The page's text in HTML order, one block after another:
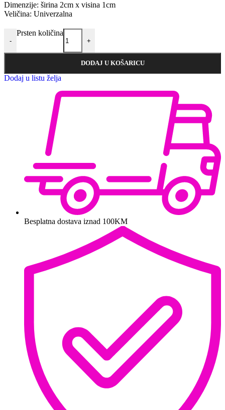
Dimenzije: širina 2cm x visina 1cm
Veličina: Univerzalna
-
Prsten količina
+
DODAJ U KOŠARICU
Dodaj u listu želja
Besplatna dostava iznad 100KM